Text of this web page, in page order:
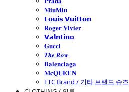
𝐌𝐢𝐮𝐌𝐢𝐮
𝗟𝗼𝘂𝗶𝘀 𝗩𝘂𝗶𝘁𝘁𝗼𝗻
𝐑𝐨𝐠𝐞𝐫 𝐕𝐢𝐯𝐢𝐞𝐫
𝗩𝗮𝗹𝗻𝘁𝗶𝗻𝗼
𝐆𝐮𝐜𝐜𝐢
𝑻𝒉𝒆 𝑹𝒐𝒘
𝐁𝐚𝐥𝐞𝐧𝐜𝐢𝐚𝐠𝐚
𝐌𝐜𝐐𝐔𝐄𝐄𝐍
ETC Brand / 기타 브랜드 슈즈